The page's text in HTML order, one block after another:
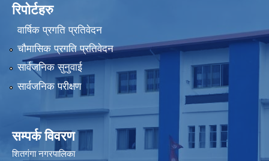
रिपोर्टहरु
वार्षिक प्रगति प्रतिवेदन
चौमासिक प्रगति प्रतिवेदन
सार्वजनिक सुनुवाई
सार्वजनिक परीक्षण
सम्पर्क विवरण
शितगंगा नगरपालिका